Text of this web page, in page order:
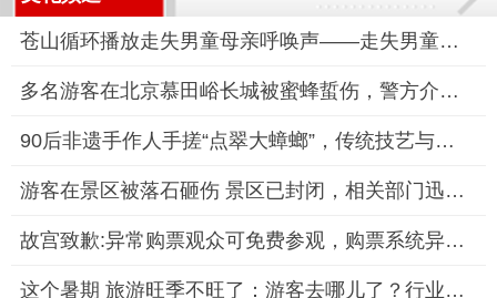
苍山循环播放走失男童母亲呼唤声——走失男童搜救持续进行
多名游客在北京慕田峪长城被蜜蜂蜇伤，警方介入调查
90后非遗手作人手搓“点翠大蟑螂”，传统技艺与亚文化碰撞出新火
游客在景区被落石砸伤 景区已封闭，相关部门迅速响应并封闭景区
故宫致歉:异常购票观众可免费参观，购票系统异常致“2分钱门票”
这个暑期 旅游旺季不旺了：游客去哪儿了？行业何去何从？